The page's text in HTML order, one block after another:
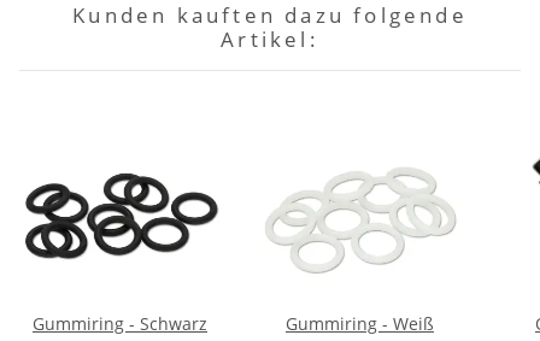
Kunden kauften dazu folgende
Artikel:
Gummiring - Schwarz
Gummiring - Weiß